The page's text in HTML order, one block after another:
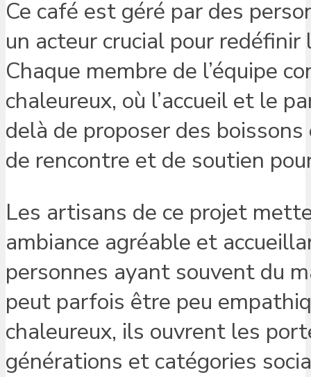
Ce café est géré par des
un acteur crucial pour redéfinir
Chaque membre de l’équipe
chaleureux, où l’accueil et le
delà de proposer des
de rencontre et de soutien
Les artisans de ce projet
ambiance agréable et
personnes ayant souvent du
peut parfois être peu
chaleureux, ils ouvrent les
générations et catégories